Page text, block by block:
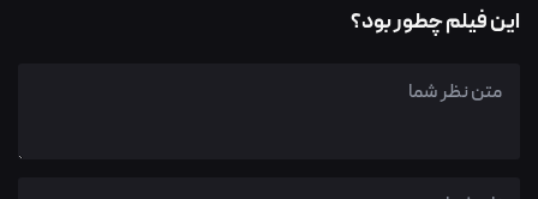
این فیلم چطور بود؟